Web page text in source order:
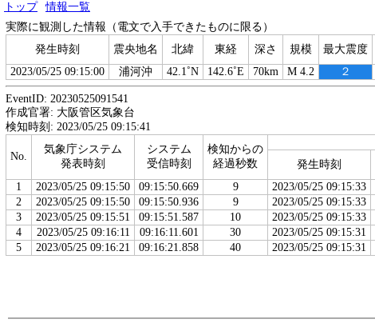
トップ
情報一覧
実際に観測した情報（電文で入手できたものに限る）
発生時刻
震央地名 北緯 東経 深さ 規模 最大震度
2023/05/25 09:15:00
浦河沖 42.1˚N 142.6˚E 70km M 4.2 ２
EventID: 20230525091541
作成官署: 大阪管区気象台
検知時刻: 2023/05/25 09:15:41
No.
気象庁システム
発表時刻
システム
受信時刻
検知からの
経過秒数
発生時刻
1
2023/05/25 09:15:50 09:15:50.669 9 2023/05/25 09:15:33
2
2023/05/25 09:15:50 09:15:50.936 9 2023/05/25 09:15:33
3
2023/05/25 09:15:51 09:15:51.587 10 2023/05/25 09:15:33
4
2023/05/25 09:16:11 09:16:11.601 30 2023/05/25 09:15:31
5
2023/05/25 09:16:21 09:16:21.858 40 2023/05/25 09:15:31